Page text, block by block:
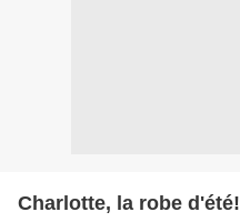
Charlotte, la robe d'été!